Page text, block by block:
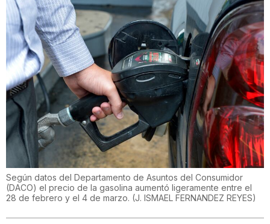
Según datos del Departamento de Asuntos del Consumidor
(DACO) el precio de la gasolina aumentó ligeramente entre el
28 de febrero y el 4 de marzo. (J. ISMAEL FERNANDEZ REYES)